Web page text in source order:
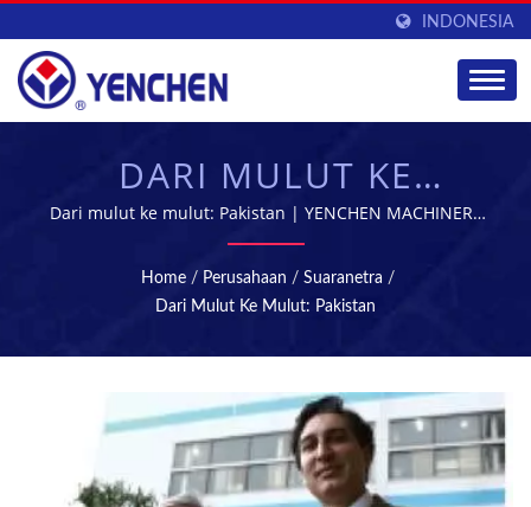
INDONESIA
DARI MULUT KE
MULUT: PAKISTAN |
MESIN TABLET &
STERILISASI -
PERALATAN
MANUFAKTUR FARMASI
| YENCHEN
Dari mulut ke mulut: Pakistan | YENCHEN MACHINERY
CO., LTD. telah mengkhususkan diri dalam
memproduksi Mesin Farmasi selama 60 tahun.
Home / Perusahaan / Suaranetra /
Dari Mulut Ke Mulut: Pakistan